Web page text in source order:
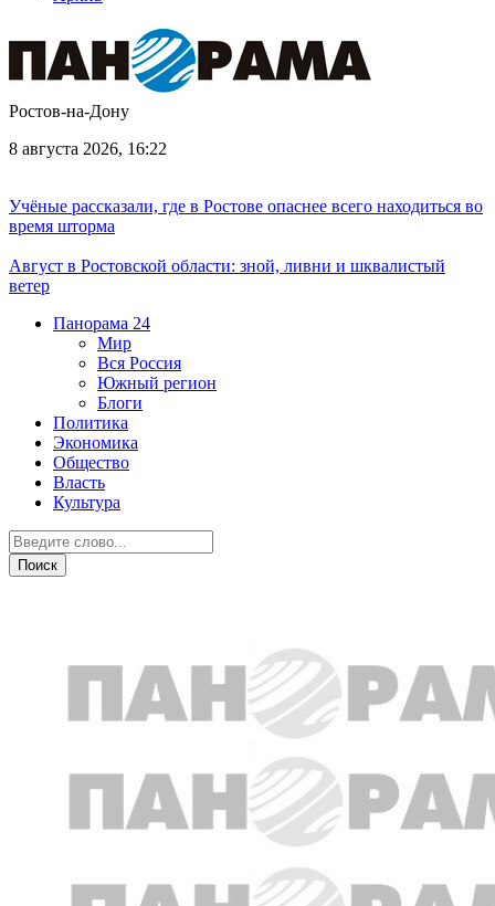
Ростов-на-Дону
8 августа 2026, 16:22
Учёные рассказали, где в Ростове опаснее всего находиться во
время шторма
Август в Ростовской области: зной, ливни и шквалистый
ветер
Панорама 24
Мир
Вся Россия
Южный регион
Блоги
Политика
Экономика
Общество
Власть
Культура